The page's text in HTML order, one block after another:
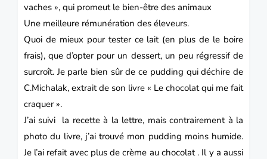
vaches », qui promeut le bien-être des animaux
Une meilleure rémunération des éleveurs.
Quoi de mieux pour tester ce lait (en plus de le boire
frais), que d’opter pour un dessert, un peu régressif de
surcroît. Je parle bien sûr de ce pudding qui déchire de
C.Michalak, extrait de son livre « Le chocolat qui me fait
craquer ».
J’ai suivi la recette à la lettre, mais contrairement à la
photo du livre, j’ai trouvé mon pudding moins humide.
Je l’ai refait avec plus de crème au chocolat . Il y a aussi